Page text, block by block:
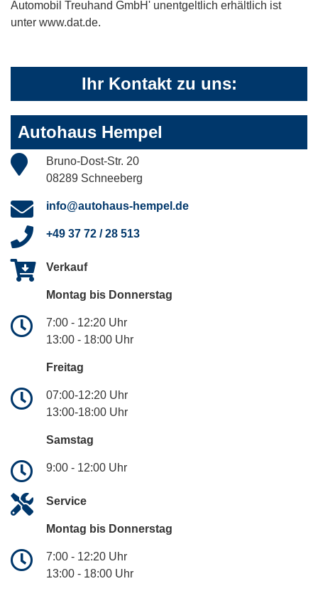
Automobil Treuhand GmbH' unentgeltlich erhältlich ist
unter www.dat.de.
Ihr Kontakt zu uns:
Autohaus Hempel
Bruno-Dost-Str. 20
08289 Schneeberg
info@autohaus-hempel.de
+49 37 72 / 28 513
Verkauf
Montag bis Donnerstag
7:00 - 12:20 Uhr
13:00 - 18:00 Uhr
Freitag
07:00-12:20 Uhr
13:00-18:00 Uhr
Samstag
9:00 - 12:00 Uhr
Service
Montag bis Donnerstag
7:00 - 12:20 Uhr
13:00 - 18:00 Uhr